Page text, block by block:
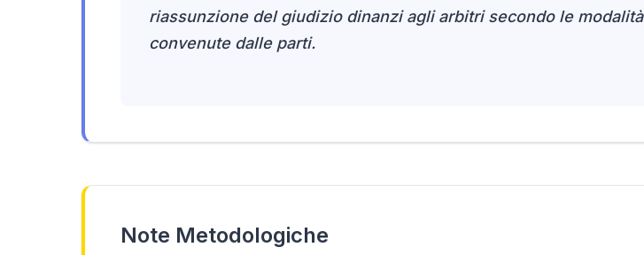
riassunzione del giudizio dinanzi agli arbitri secondo le modalità
convenute dalle parti.
Note Metodologiche